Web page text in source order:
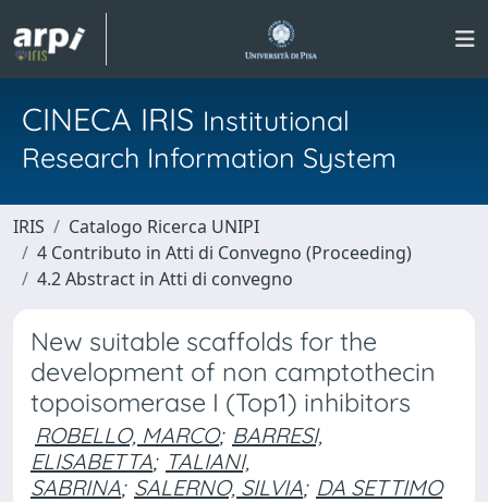
CINECA IRIS Institutional
Research Information System
IRIS
Catalogo Ricerca UNIPI
4 Contributo in Atti di Convegno (Proceeding)
4.2 Abstract in Atti di convegno
New suitable scaffolds for the
development of non camptothecin
topoisomerase I (Top1) inhibitors
ROBELLO, MARCO; BARRESI,
ELISABETTA; TALIANI,
SABRINA; SALERNO, SILVIA; DA SETTIMO